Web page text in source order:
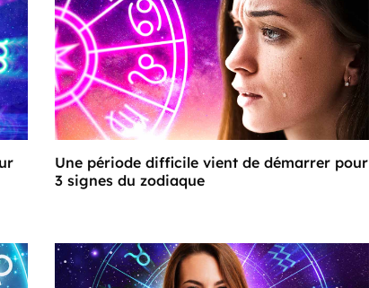
Une période difficile vient de démarrer pour
3 signes du zodiaque